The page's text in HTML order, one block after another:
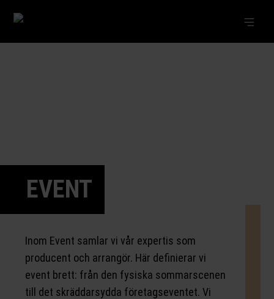
EVENT
Inom Event samlar vi vår expertis som
producent och arrangör. Här definierar vi
event brett: från den fysiska sommarscenen
till det skräddarsydda företagseventet. Vi